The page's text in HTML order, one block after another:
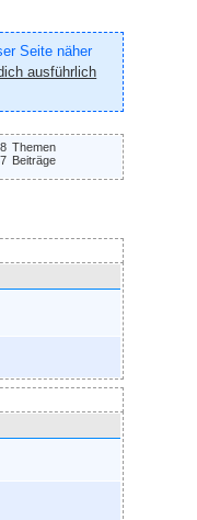
Seite näher
ausführlich
Themen
Beiträge